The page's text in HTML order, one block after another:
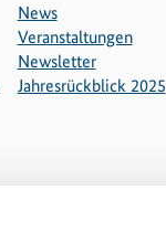
News
Veranstaltungen
Newsletter
Jahresrückblick 2025